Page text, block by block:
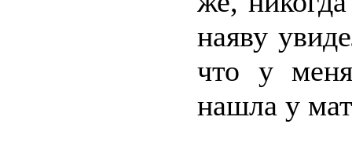
наяву
что у
нашла у